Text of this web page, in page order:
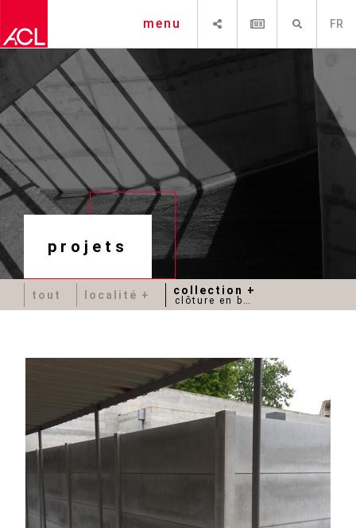
FR
menu
projets
tout localité collection
clôture en béton